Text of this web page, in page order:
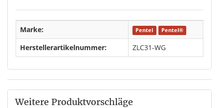
Marke: Pentel Pentel®
Herstellerartikelnummer: ZLC31-WG
Weitere Produktvorschläge